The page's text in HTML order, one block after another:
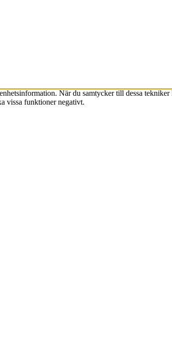
När du samtycker till dessa
vissa funktioner negativt.